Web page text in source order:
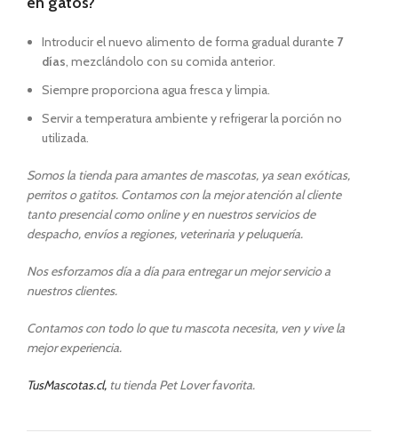
Introducir el nuevo alimento de forma gradual durante 7
días, mezclándolo con su comida anterior.
Siempre proporciona agua fresca y limpia.
Servir a temperatura ambiente y refrigerar la porción no
utilizada.
Somos la tienda para amantes de mascotas, ya sean exóticas,
perritos o gatitos. Contamos con la mejor atención al cliente
tanto presencial como online y en nuestros servicios de
despacho, envíos a regiones, veterinaria y peluquería.
Nos esforzamos día a día para entregar un mejor servicio a
nuestros clientes.
Contamos con todo lo que tu mascota necesita, ven y vive la
mejor experiencia.
TusMascotas.cl, tu tienda Pet Lover favorita.